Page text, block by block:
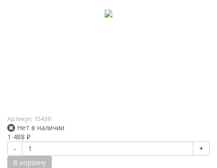
Артикул: 15439
Нет в наличии
1 488 ₽
-
+
В корзину